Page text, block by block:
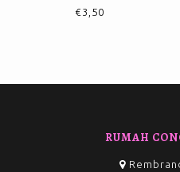
€3,50
RUMAH